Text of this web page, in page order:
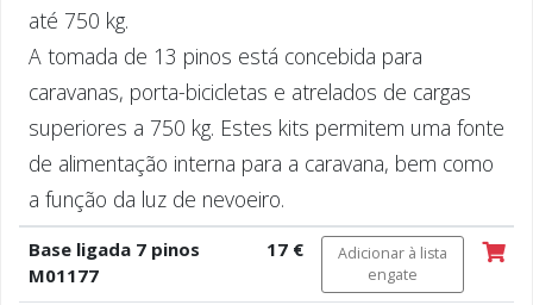
até 750 kg.
A tomada de 13 pinos está concebida para
caravanas, porta-bicicletas e atrelados de cargas
superiores a 750 kg. Estes kits permitem uma fonte
de alimentação interna para a caravana, bem como
a função da luz de nevoeiro.
Base ligada 7 pinos
M01177
17 €
Adicionar à lista
engate